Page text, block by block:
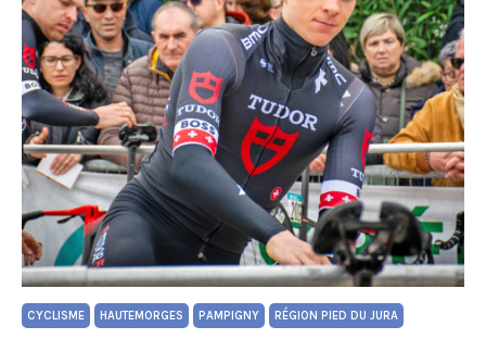
CYCLISME HAUTEMORGES PAMPIGNY RÉGION PIED DU JURA